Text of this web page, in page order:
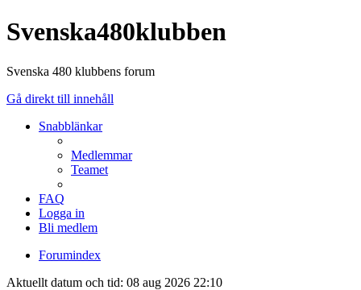
Svenska480klubben
Svenska 480 klubbens forum
Gå direkt till innehåll
Snabblänkar
Medlemmar
Teamet
FAQ
Logga in
Bli medlem
Forumindex
Aktuellt datum och tid: 08 aug 2026 22:10